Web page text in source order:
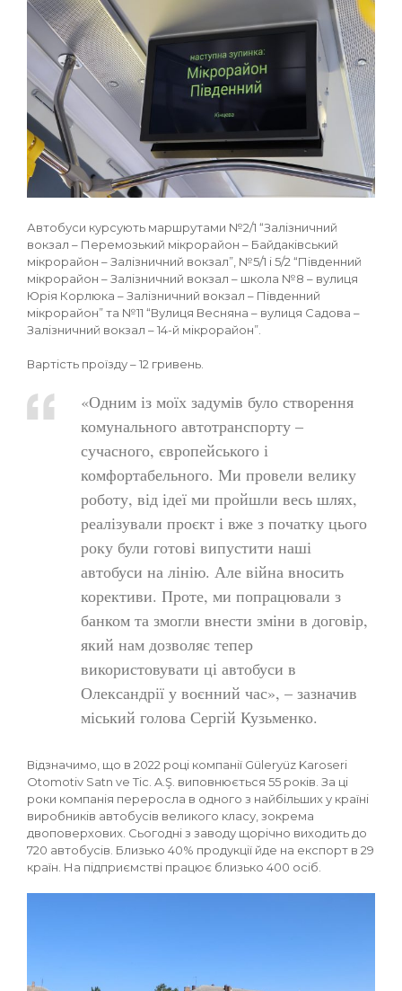
Автобуси курсують маршрутами №2/1 “Залізничний
вокзал – Перемозький мікрорайон – Байдаківський
мікрорайон – Залізничний вокзал”, №5/1 і 5/2 “Південний
мікрорайон – Залізничний вокзал – школа №8 – вулиця
Юрія Корлюка – Залізничний вокзал – Південний
мікрорайон” та №11 “Вулиця Весняна – вулиця Садова –
Залізничний вокзал – 14-й мікрорайон”.
Вартість проїзду – 12 гривень.
«Одним із моїх задумів було створення
комунального автотранспорту –
сучасного, європейського і
комфортабельного. Ми провели велику
роботу, від ідеї ми пройшли весь шлях,
реалізували проєкт і вже з початку цього
року були готові випустити наші
автобуси на лінію. Але війна вносить
корективи. Проте, ми попрацювали з
банком та змогли внести зміни в договір,
який нам дозволяє тепер
використовувати ці автобуси в
Олександрії у воєнний час», – зазначив
міський голова Сергій Кузьменко.
Відзначимо, що в 2022 році компанії Güleryüz Karoseri
Otomotiv Satn ve Tic. A.Ş. виповнюється 55 років. За ці
роки компанія переросла в одного з найбільших у країні
виробників автобусів великого класу, зокрема
двоповерхових. Сьогодні з заводу щорічно виходить до
720 автобусів. Близько 40% продукції йде на експорт в 29
країн. На підприємстві працює близько 400 осіб.